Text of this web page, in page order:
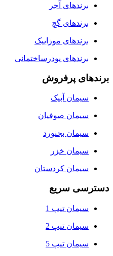
برندهای آجر
برندهای گچ
برندهای موزاییک
برندهای پودرساختمانی
برندهای پرفروش
سیمان آبیک
سیمان صوفیان
سیمان بجنورد
سیمان خزر
سیمان کردستان
دسترسی سریع
سیمان تیپ 1
سیمان تیپ 2
سیمان تیپ 5